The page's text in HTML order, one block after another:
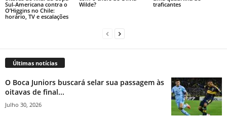
Sul-Americana contra o
O’Higgins no Chile:
horário, TV e escalações
Wilde?
traficantes
Últimas notícias
O Boca Juniors buscará selar sua passagem às
oitavas de final...
Julho 30, 2026